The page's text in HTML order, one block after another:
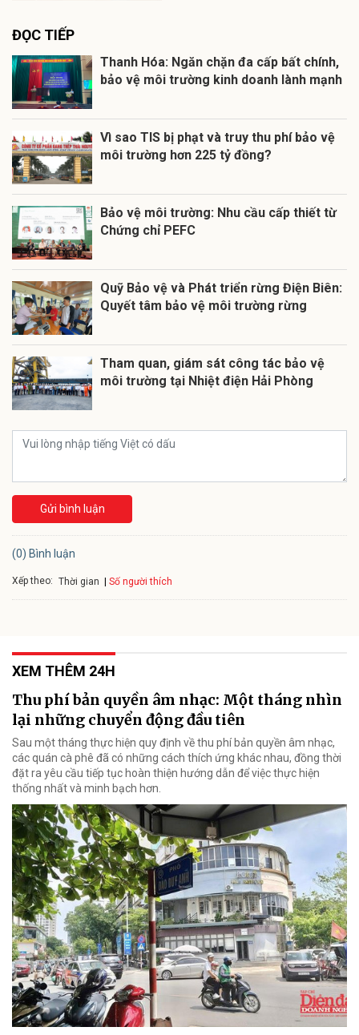
ĐỌC TIẾP
Thanh Hóa: Ngăn chặn đa cấp bất chính,
bảo vệ môi trường kinh doanh lành mạnh
Vì sao TIS bị phạt và truy thu phí bảo vệ
môi trường hơn 225 tỷ đồng?
Bảo vệ môi trường: Nhu cầu cấp thiết từ
Chứng chỉ PEFC
Quỹ Bảo vệ và Phát triển rừng Điện Biên:
Quyết tâm bảo vệ môi trường rừng
Tham quan, giám sát công tác bảo vệ
môi trường tại Nhiệt điện Hải Phòng
Gửi bình luận
(0) Bình luận
Xếp theo: Thời gian Số người thích
XEM THÊM 24H
Thu phí bản quyền âm nhạc: Một tháng nhìn
lại những chuyển động đầu tiên
Sau một tháng thực hiện quy định về thu phí bản quyền âm nhạc,
các quán cà phê đã có những cách thích ứng khác nhau, đồng thời
đặt ra yêu cầu tiếp tục hoàn thiện hướng dẫn để việc thực hiện
thống nhất và minh bạch hơn.